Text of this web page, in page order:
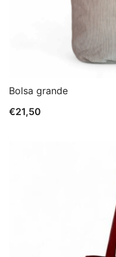
Bolsa grande
€21,50